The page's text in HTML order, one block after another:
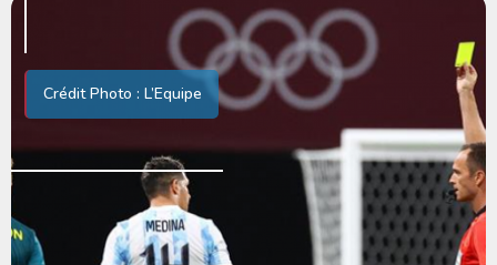
Crédit Photo : L’Equipe